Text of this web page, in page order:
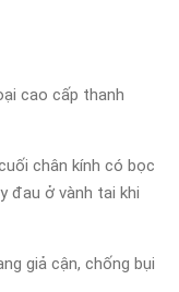
cao cấp thanh
chân kính có bọc
đau ở vành tai khi
giả cận, chống bụi